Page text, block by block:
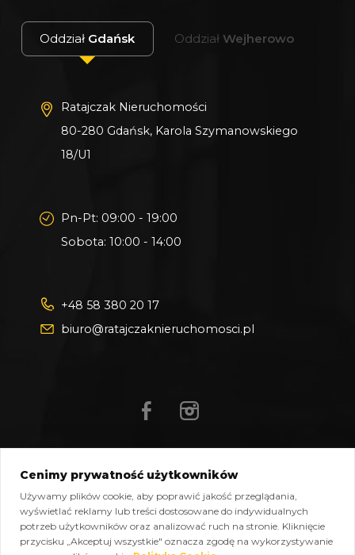
Oddział Gdańsk Oddział Wejherowo
Ratajczak Nieruchomości
80-280 Gdańsk, Karola Szymanowskiego
18/U1
Pn-Pt: 09:00 - 19:00
Sobota: 10:00 - 14:00
+48 58 380 20 17
biuro@ratajczaknieruchomosci.pl
Polityka cookies Kontakt
Copyright © 2026 Ratajczak Nieruchomości All Rights
Reserved, Powered byoplixo.eu
Cenimy prywatność użytkowników
Używamy plików cookie, aby poprawić jakość przeglądania,
wyświetlać reklamy lub treści dostosowane do indywidualnych
potrzeb użytkowników oraz analizować ruch na stronie. Kliknięcie
przycisku „Akceptuj wszystkie" oznacza zgodę na wykorzystywanie